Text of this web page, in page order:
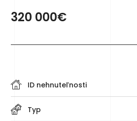
320 000€
ID nehnuteľnosti
Typ